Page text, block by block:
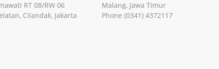
RT 08/RW 06
Cilandak, Jakarta
Malang, Jawa Timur
Phone (0341) 4372117